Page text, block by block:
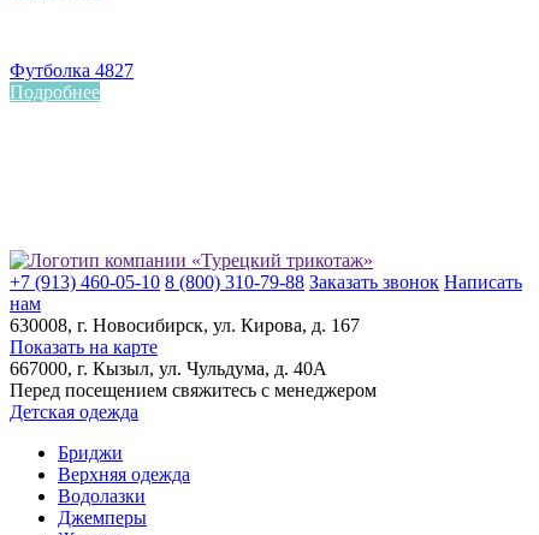
Футболка 4827
Подробнее
+7 (913) 460-05-10 8 (800) 310-79-88 Заказать звонок Написать
нам
630008, г. Новосибирск, ул. Кирова, д. 167
Показать на карте
667000, г. Кызыл, ул. Чульдума, д. 40А
Перед посещением свяжитесь с менеджером
Детская одежда
Бриджи
Верхняя одежда
Водолазки
Джемперы